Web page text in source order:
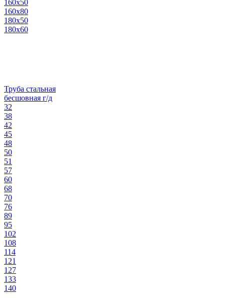
160х50
160х80
180х50
180х60
Труба стальная
бесшовная г/д
32
38
42
45
48
50
51
57
60
68
70
76
89
95
102
108
114
121
127
133
140